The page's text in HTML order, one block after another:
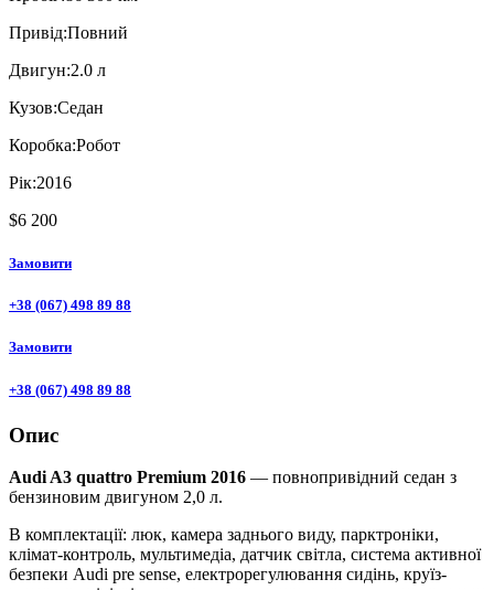
Привiд:Повний
Двигун:2.0 л
Кузов:Седан
Коробка:Робот
Рік:2016
$6 200
Замовити
+38 (067) 498 89 88
Замовити
+38 (067) 498 89 88
Опис
Audi A3 quattro Premium 2016 — повнопривідний седан з
бензиновим двигуном 2,0 л.
В комплектації: люк, камера заднього виду, парктроніки,
клімат-контроль, мультимедіа, датчик світла, система активної
безпеки Audi pre sense, електрорегулювання сидінь, круїз-